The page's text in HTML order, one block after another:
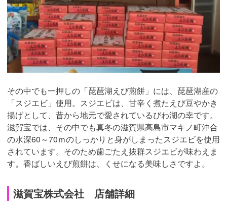
その中でも一押しの「琵琶湖えび煎餅」には、琵琶湖産の
「スジエビ」使用。スジエビは、甘辛く煮たえび豆やかき
揚げとして、昔から地元で愛されているびわ湖の幸です。
滋賀宝では、その中でも真冬の滋賀県高島市マキノ町沖合
の水深60～70ｍのしっかりと身がしまったスジエビを使用
されています。そのため歯ごたえ抜群スジエビが味わえま
す。香ばしいえび煎餅は、くせになる美味しさですよ。
滋賀宝株式会社 店舗詳細